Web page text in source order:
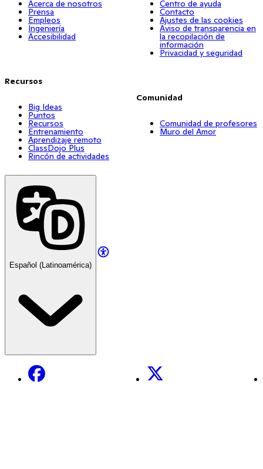
Acerca de nosotros
Prensa
Empleos
Ingeniería
Accesibilidad
Recursos
Big Ideas
Puntos
Recursos
Entrenamiento
Aprendizaje remoto
ClassDojo Plus
Rincón de actividades
Centro de ayuda
Contacto
Ajustes de las cookies
Aviso de transparencia en
la recopilación de
información
Privacidad y seguridad
Comunidad
Comunidad de profesores
Muro del Amor
Español (Latinoamérica)
Facebook X